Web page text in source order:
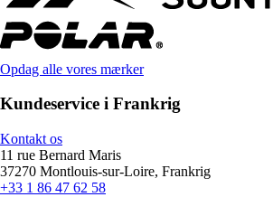
Opdag alle vores mærker
Kundeservice i Frankrig
Kontakt os
11 rue Bernard Maris
37270 Montlouis-sur-Loire, Frankrig
+33 1 86 47 62 58